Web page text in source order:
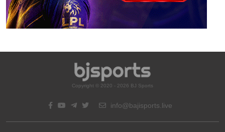
Copyright © 2020 - 2026 BJ Sports
info@bajisports.live